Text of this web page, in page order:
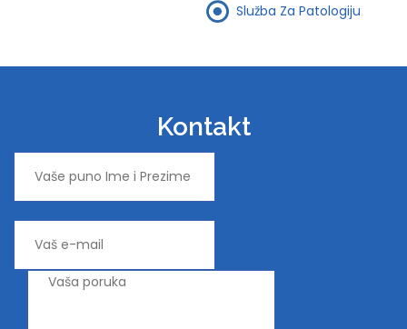
Služba Za Patologiju
Kontakt